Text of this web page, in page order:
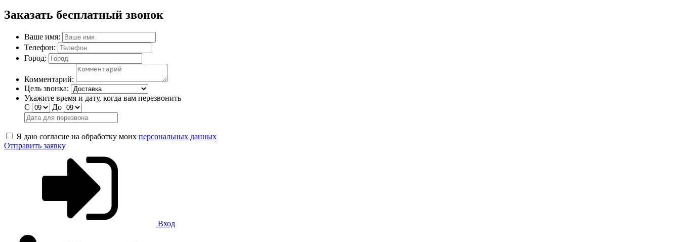
Заказать бесплатный звонок
Ваше имя:
Телефон:
Город:
Комментарий:
Цель звонка:
Укажите время и дату, когда вам перезвонить
С
До
Я даю согласие на обработку моих персональных данных
Отправить заявку
Вход